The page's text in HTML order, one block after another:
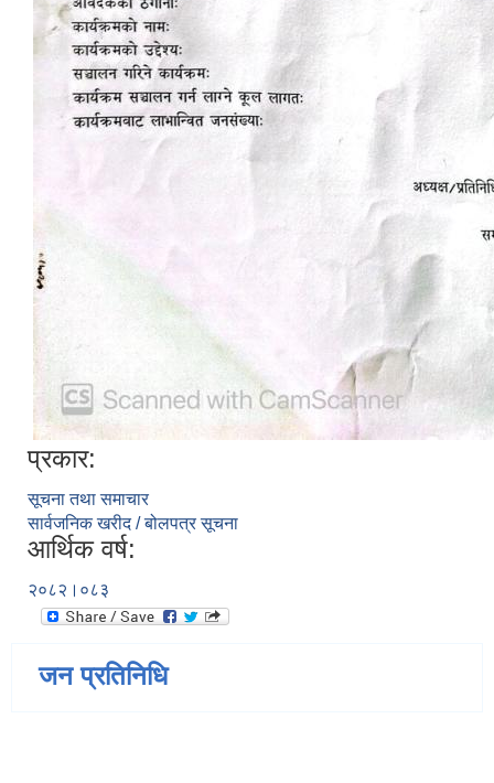
प्रकार:
सूचना तथा समाचार
सार्वजनिक खरीद / बोलपत्र सूचना
आर्थिक वर्ष:
२०८२।०८३
जन प्रतिनिधि